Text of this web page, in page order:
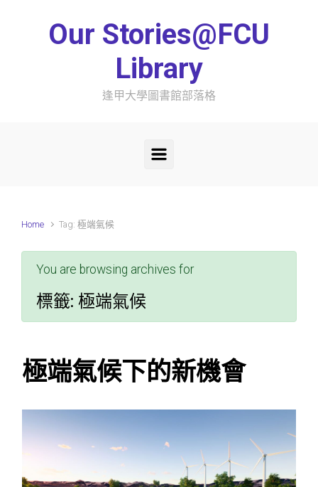
Our Stories@FCU
Library
逢甲大學圖書館部落格
Home Tag: 極端氣候
You are browsing archives for
標籤: 極端氣候
極端氣候下的新機會